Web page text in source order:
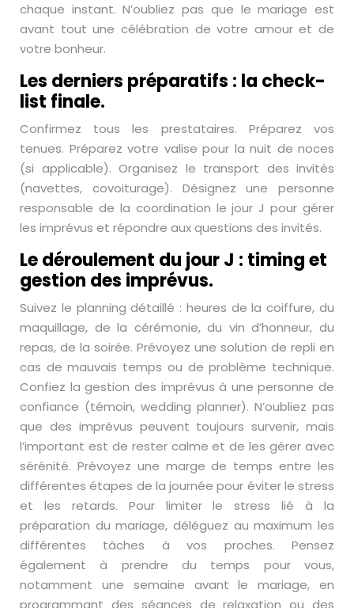
chaque instant. N’oubliez pas que le mariage est
avant tout une célébration de votre amour et de
votre bonheur.
Les derniers préparatifs : la check-
list finale.
Confirmez tous les prestataires. Préparez vos
tenues. Préparez votre valise pour la nuit de noces
(si applicable). Organisez le transport des invités
(navettes, covoiturage). Désignez une personne
responsable de la coordination le jour J pour gérer
les imprévus et répondre aux questions des invités.
Le déroulement du jour J : timing et
gestion des imprévus.
Suivez le planning détaillé : heures de la coiffure, du
maquillage, de la cérémonie, du vin d’honneur, du
repas, de la soirée. Prévoyez une solution de repli en
cas de mauvais temps ou de problème technique.
Confiez la gestion des imprévus à une personne de
confiance (témoin, wedding planner). N’oubliez pas
que des imprévus peuvent toujours survenir, mais
l’important est de rester calme et de les gérer avec
sérénité. Prévoyez une marge de temps entre les
différentes étapes de la journée pour éviter le stress
et les retards. Pour limiter le stress lié à la
préparation du mariage, déléguez au maximum les
différentes tâches à vos proches. Pensez
également à prendre du temps pour vous,
notamment une semaine avant le mariage, en